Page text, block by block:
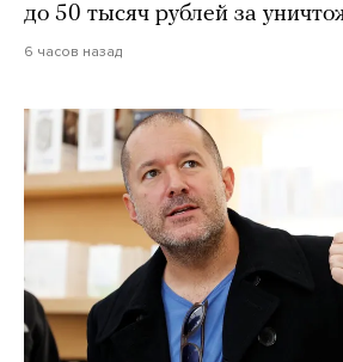
до 50 тысяч рублей за
6 часов назад